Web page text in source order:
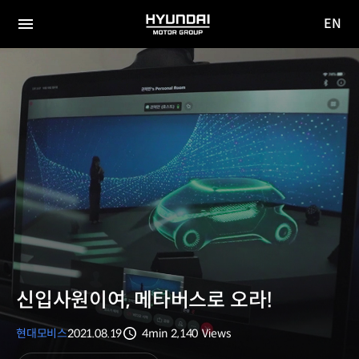
전체
HYUNDAI
MOTOR
사이
이동
EN
신입사원이여, 메타버스로 오라!
현대모비스2021.08.19
4min 2,140 Views